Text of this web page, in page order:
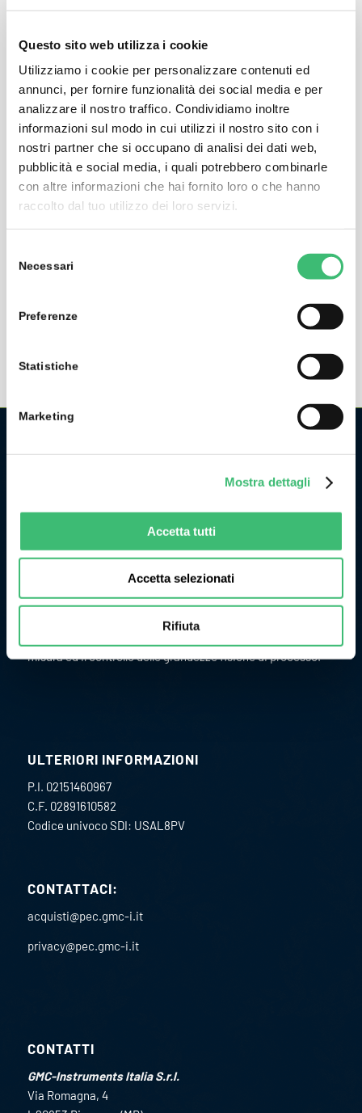
Questo sito web utilizza i cookie
Utilizziamo i cookie per personalizzare contenuti ed
annunci, per fornire funzionalità dei social media e per
analizzare il nostro traffico. Condividiamo inoltre
informazioni sul modo in cui utilizzi il nostro sito con i
nostri partner che si occupano di analisi dei dati web,
pubblicità e social media, i quali potrebbero combinarle
con altre informazioni che hai fornito loro o che hanno
raccolto dal tuo utilizzo dei loro servizi.
delNecessari
Preferenze
Statistiche
Marketing
Mostra dettagli
Accetta tutti
Accetta selezionati
Rifiuta
con data logger. È adatto per l’assistenza e la diagnostica
nonché per i test e le misure in laboratori e campi di
prova.
Misura di Milliohm con connessione a 4 fili (misura
Kelvin) con 200 mA o 1 A
Multimetro TRMS di fascia alta con larghezza di
banda TRMS di 100 kHz
Display grafico a colori e batteria ricaricabile ai
polimeri di litio
Data logger per 300.000 letture funzione di sequenza
La GMC Instruments Italia è la filiale italiana del gruppo
tedesco/svizzeroGMC-Instruments GmbH, ed opera nel
settore della misura e del controllo industriale. Fa parte di
uno dei più importanti gruppi industriali della Germania.
Originariamente l’attività di GMC Instruments ebbe inizio nel
1977 come Camille Bauer Italia diventando, in pochi anni, un
punto di riferimento per il mercato dell’impiantistica
misura ed il controllo delle grandezze fisiche di processo.
ULTERIORI INFORMAZIONI
P.I. 02151460967
C.F. 02891610582
Codice univoco SDI: USAL8PV
CONTATTACI:
acquisti@pec.gmc-i.it
privacy@pec.gmc-i.it
CONTATTI
GMC-Instruments Italia S.r.l.
Via Romagna, 4